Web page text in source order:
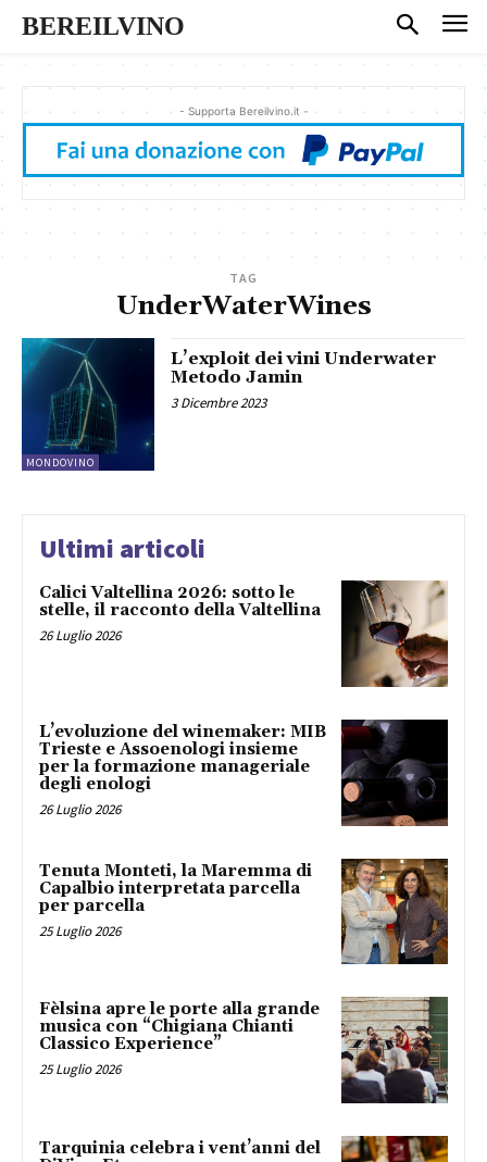
BEREILVINO
- Supporta Bereilvino.it -
TAG
UnderWaterWines
MONDOVINO
L’exploit dei vini Underwater
Metodo Jamin
3 Dicembre 2023
Ultimi articoli
Calici Valtellina 2026: sotto le
stelle, il racconto della Valtellina
26 Luglio 2026
L’evoluzione del winemaker: MIB
Trieste e Assoenologi insieme
per la formazione manageriale
degli enologi
26 Luglio 2026
Tenuta Monteti, la Maremma di
Capalbio interpretata parcella
per parcella
25 Luglio 2026
Fèlsina apre le porte alla grande
musica con “Chigiana Chianti
Classico Experience”
25 Luglio 2026
Tarquinia celebra i vent’anni del